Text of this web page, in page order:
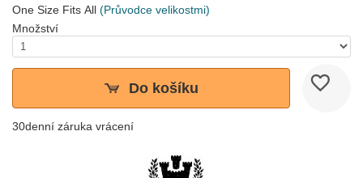
One Size Fits All (Průvodce velikostmi)
Množství
Do košíku
30denní záruka vrácení